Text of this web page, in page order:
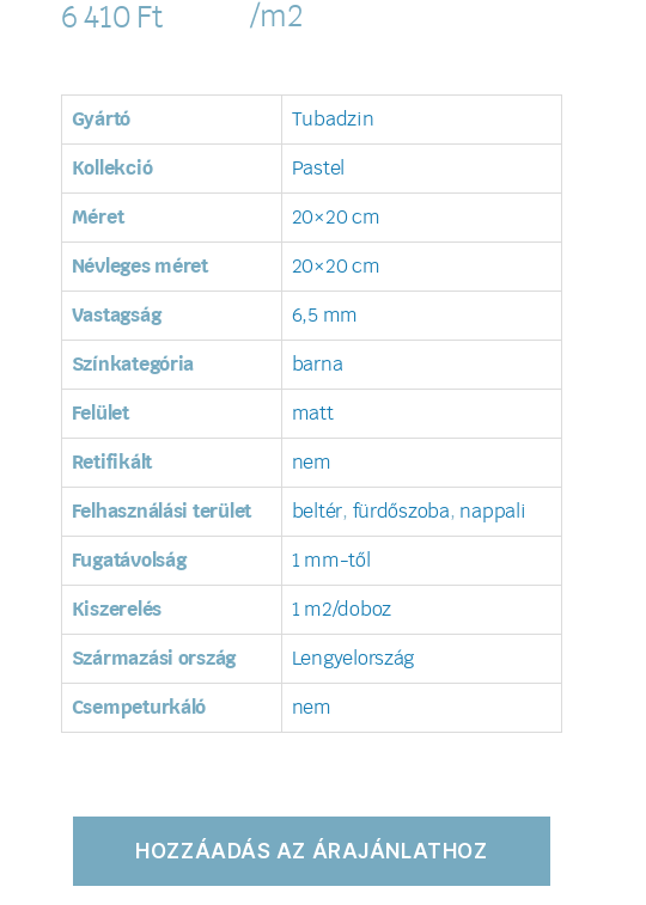
6 410 Ft /m2
Gyártó Tubadzin
Kollekció Pastel
Méret 20×20 cm
Névleges méret 20×20 cm
Vastagság 6,5 mm
Színkategória barna
Felület matt
Retifikált nem
Felhasználási terület beltér, fürdőszoba, nappali
Fugatávolság 1 mm-től
Kiszerelés 1 m2/doboz
Származási ország Lengyelország
Csempeturkáló nem
HOZZÁADÁS AZ ÁRAJÁNLATHOZ